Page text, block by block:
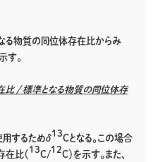
る物質の同位体存在比からみ
す。
/ 標準となる物質の同位体存
するためδ13Cとなる。この場合
在比（13C/12C）を示す。また、